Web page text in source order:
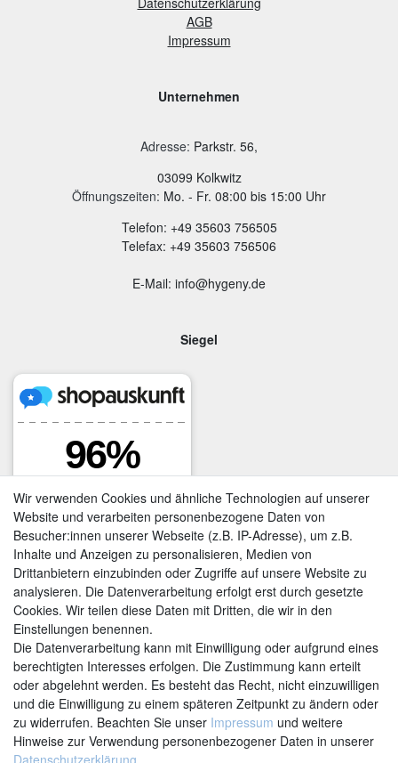
AGB
Impressum
Unternehmen
Adresse: Parkstr. 56,
03099 Kolkwitz
Öffnungszeiten: Mo. - Fr. 08:00 bis 15:00 Uhr
Telefon: +49 35603 756505
Telefax: +49 35603 756506
E-Mail: info@hygeny.de
Siegel
Vertrag widerrufen
Wir verwenden Cookies und ähnliche Technologien auf unserer
Website und verarbeiten personenbezogene Daten von
Besucher:innen unserer Webseite (z.B. IP-Adresse), um z.B.
Inhalte und Anzeigen zu personalisieren, Medien von
Drittanbietern einzubinden oder Zugriffe auf unsere Website zu
analysieren. Die Datenverarbeitung erfolgt erst durch gesetzte
Cookies. Wir teilen diese Daten mit Dritten, die wir in den
Einstellungen benennen.
Die Datenverarbeitung kann mit Einwilligung oder aufgrund eines
berechtigten Interesses erfolgen. Die Zustimmung kann erteilt
oder abgelehnt werden. Es besteht das Recht, nicht einzuwilligen
und die Einwilligung zu einem späteren Zeitpunkt zu ändern oder
zu widerrufen. Beachten Sie unser Impressum und weitere
Hinweise zur Verwendung personenbezogener Daten in unserer
Daten­schutz­erklärung